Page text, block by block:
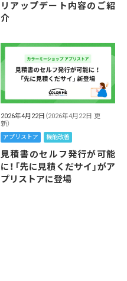
リアップデート内容のご紹
介
2026年4月22日 （2026年4月22日 更
新）
アプリストア 機能改善
見積書のセルフ発行が可能
に！「先に見積くだサイ」がア
プリストアに登場